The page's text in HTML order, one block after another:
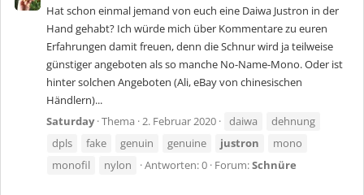
Hat schon einmal jemand von euch eine Daiwa Justron in der
Hand gehabt? Ich würde mich über Kommentare zu euren
Erfahrungen damit freuen, denn die Schnur wird ja teilweise
günstiger angeboten als so manche No-Name-Mono. Oder ist
hinter solchen Angeboten (Ali, eBay von chinesischen
Händlern)...
Saturday Thema 2. Februar 2020 daiwa
dehnung
dpls
fake genuin genuine justron
mono
monofil
nylon Antworten: 0 Forum:Schnüre